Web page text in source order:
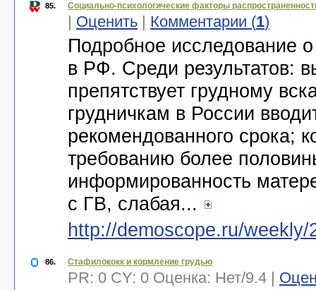
85. Социально-психологические факторы
| Оценить | Комментарии (1)
Подробное исследование
в РФ. Среди результатов:
препятствует грудному
грудничкам в России
рекомендованного срока;
требованию более
информированность
с ГВ, слабая...
http://demoscope.ru/
86. Стафилококк и кормление грудью
PR: 0 CY: 0 Оценка: Нет/9.4 |